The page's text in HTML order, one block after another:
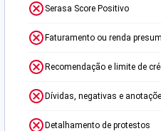
Serasa Score Positivo
Faturamento ou renda
Recomendação e limite de
Dívidas, negativas e
Detalhamento de protestos